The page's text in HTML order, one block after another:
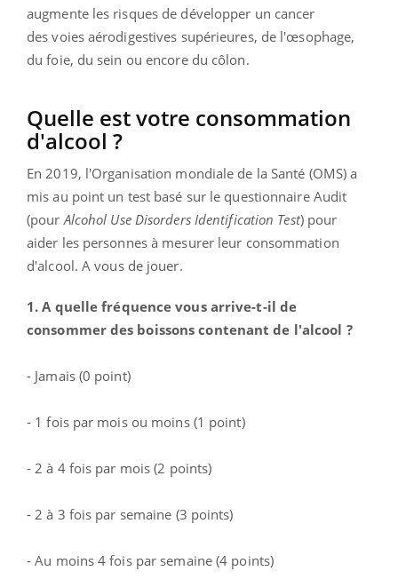
augmente les risques de développer un cancer
des voies aérodigestives supérieures, de l'œsophage,
du foie, du sein ou encore du côlon.
Quelle est votre consommation
d'alcool ?
En 2019, l'Organisation mondiale de la Santé (OMS) a
mis au point un test basé sur le questionnaire Audit
(pour Alcohol Use Disorders Identification Test) pour
aider les personnes à mesurer leur consommation
d'alcool. A vous de jouer.
1. A quelle fréquence vous arrive-t-il de
consommer des boissons contenant de l'alcool ?
- Jamais (0 point)
- 1 fois par mois ou moins (1 point)
- 2 à 4 fois par mois (2 points)
- 2 à 3 fois par semaine (3 points)
- Au moins 4 fois par semaine (4 points)